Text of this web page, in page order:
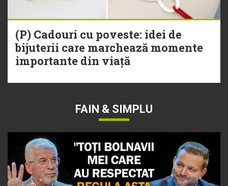
(P) Cadouri cu poveste: idei de
bijuterii care marchează momente
importante din viață
FAIN & SIMPLU